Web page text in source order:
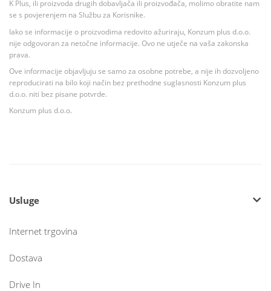
K Plus, ili proizvoda drugih dobavljača ili proizvođača, molimo obratite nam
se s povjerenjem na Službu za Korisnike.
Iako se informacije o proizvodima redovito ažuriraju, Konzum plus d.o.o.
nije odgovoran za netočne informacije. Ovo ne utječe na vaša zakonska
prava.
Ove informacije objavljuju se samo za osobne potrebe, a nije ih dozvoljeno
reproducirati na bilo koji način bez prethodne suglasnosti Konzum plus
d.o.o. niti bez pisane potvrde.
Konzum plus d.o.o.
Usluge
Internet trgovina
Dostava
Drive In